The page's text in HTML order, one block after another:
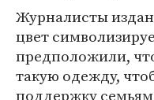
Журналисты
цвет
предположили,
такую одежду,
поддержку